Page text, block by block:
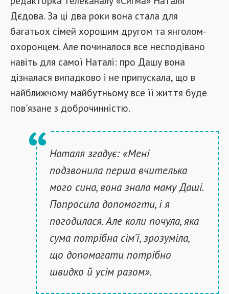
Дєдова. За ці два роки вона стала для
багатьох сімей хорошим другом та янголом-
охоронцем. Але починалося все несподівано
навіть для самої Наталі: про Дашу вона
дізналася випадково і не припускала, що в
найближчому майбутньому все її життя буде
пов'язане з доброчинністю.
Наталя згадує: «Мені
подзвонила перша вчителька
мого сина, вона знала маму Даші.
Попросила допомогти, і я
погодилася. Але коли почула, яка
сума потрібна сім'ї, зрозуміла,
що допомагати потрібно
швидко й усім разом».